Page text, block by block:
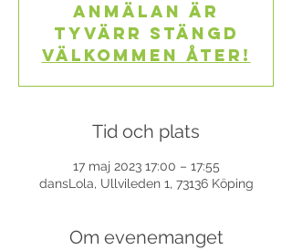
Anmälan är
tyvärr stängd
Välkommen åter!
Tid och plats
17 maj 2023 17:00 – 17:55
dansLola, Ullvileden 1, 73136 Köping
Om evenemanget